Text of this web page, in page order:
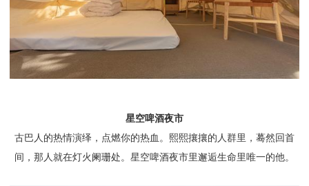
星空啤酒夜市
古巴人的热情演绎，点燃你的热血。熙熙攘攘的人群里，蓦然回首
间，那人就在灯火阑珊处。星空啤酒夜市里邂逅生命里唯一的他。